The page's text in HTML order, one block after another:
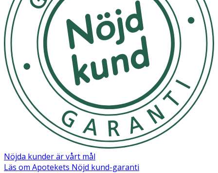
Nöjda kunder är vårt mål
Läs om Apotekets Nöjd kund-garanti